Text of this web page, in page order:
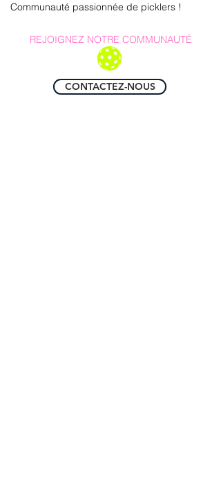
Communauté passionnée de picklers !
REJOIGNEZ NOTRE COMMUNAUTÉ
CONTACTEZ-NOUS